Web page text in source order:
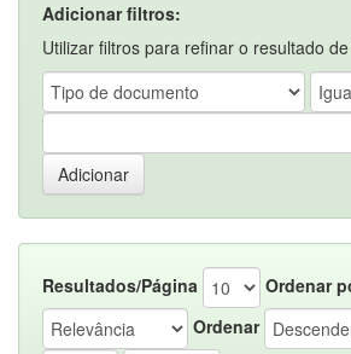
Adicionar filtros:
Utilizar filtros para refinar o resultado
Resultados/Página
Ordenar
Ordenar